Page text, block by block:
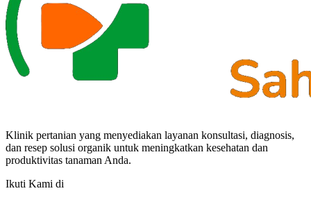
Klinik pertanian yang menyediakan layanan konsultasi, diagnosis,
dan resep solusi organik untuk meningkatkan kesehatan dan
produktivitas tanaman Anda.
Ikuti Kami di